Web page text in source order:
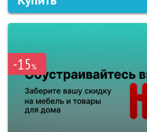
-15%